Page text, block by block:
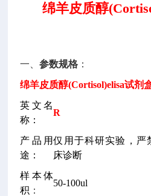
绵羊皮质醇
一、参数规格 ：
绵羊皮质醇(Cortisol)elisa试剂
英文名
称：
R
产品用
途：
仅用于科研实验，严
床诊断
样本体
积 ：
50-100ul